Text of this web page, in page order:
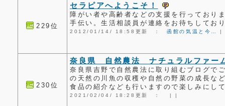
229位
セラピアへようこそ！
障がい者や高齢者などの支援を行っており
手伝い。生活相談員が連絡をお待ちしてお
2012/01/14/ 18:58更新 ：函館の気温と今…
230位
奈良県 自然農法 ナチュラルファー
奈良県吉野で自然農法に取り組むブログで
の天然の川魚の収穫や自然の野菜の成長な
食品の紹介なども行いますので楽しみにし
2021/02/04/ 18:28更新 ： | |